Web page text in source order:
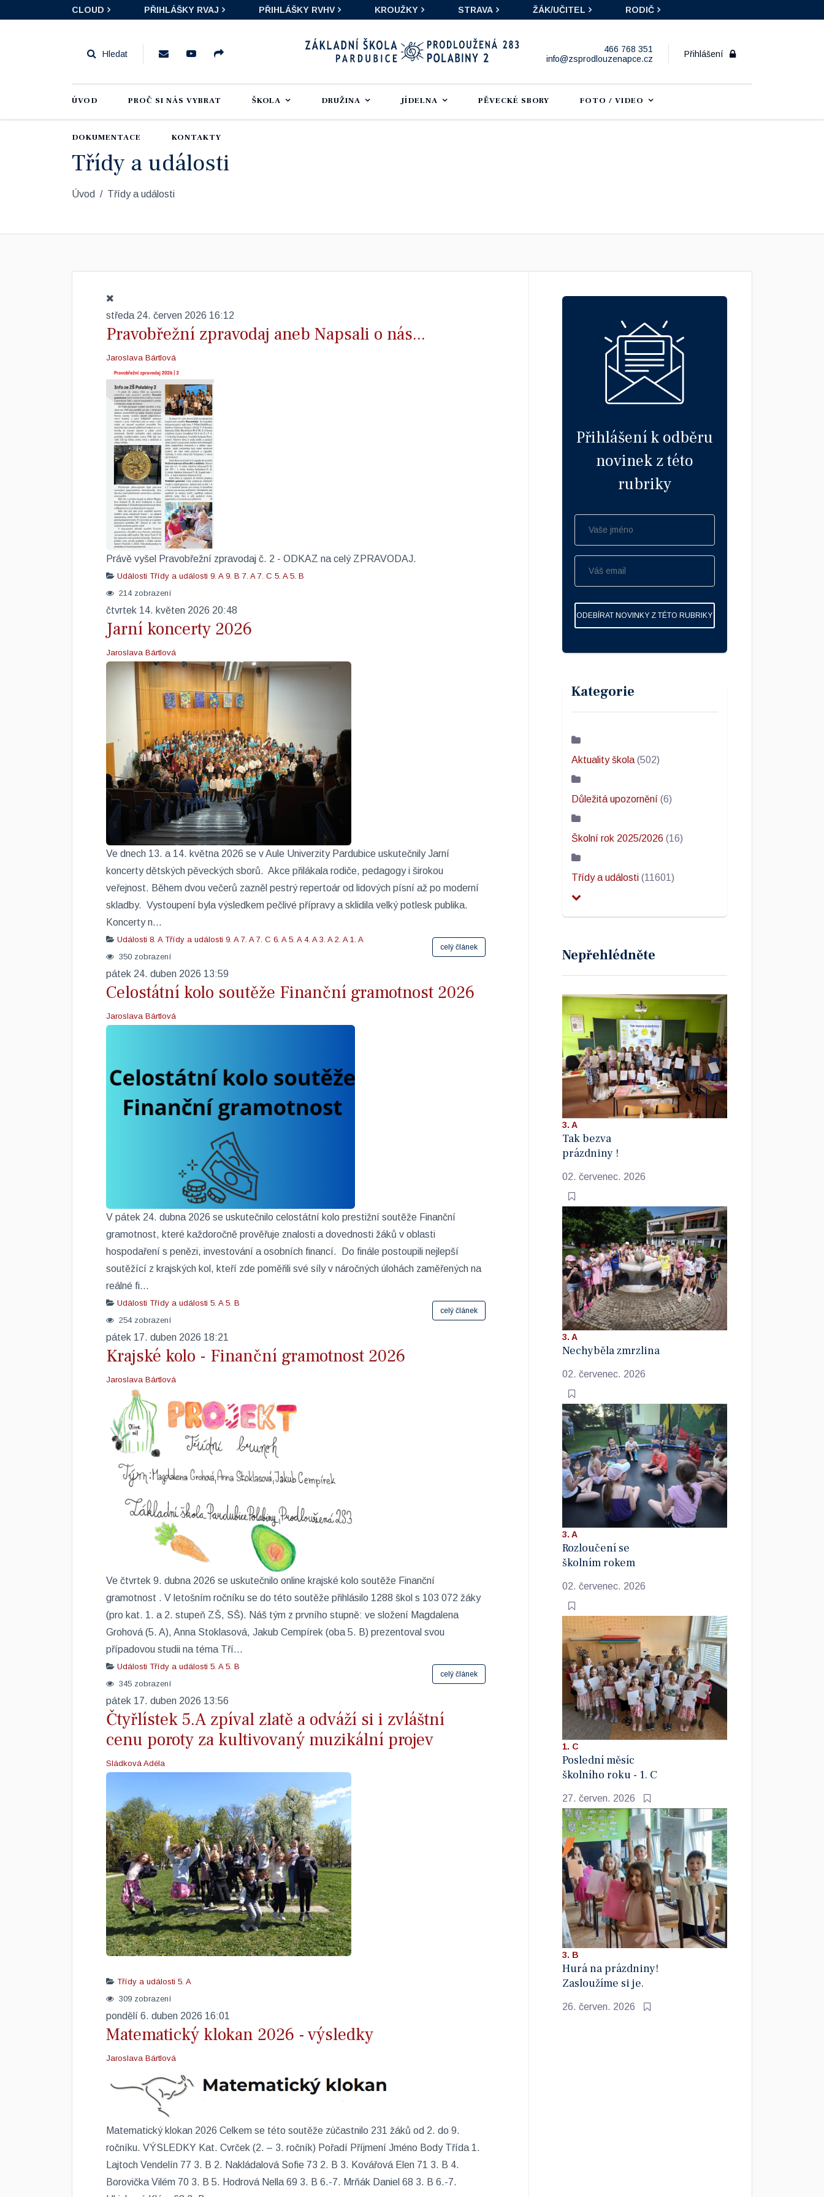
CLOUD PŘIHLÁŠKY RVAJ PŘIHLÁŠKY RVHV KROUŽKY STRAVA ŽÁK/UČITEL RODIČ
Přihlášení
466 768 351
info@zsprodlouzenapce.cz
ÚVOD PROČ SI NÁS VYBRAT ŠKOLA DRUŽINA JÍDELNA PĚVECKÉ SBORY FOTO / VIDEO
DOKUMENTACE KONTAKTY
Třídy a události
Úvod Třídy a události
středa 24. červen 2026 16:12
Pravobřežní zpravodaj aneb Napsali o nás...
Jaroslava Bártlová
Právě vyšel Pravobřežní zpravodaj č. 2 - ODKAZ na celý ZPRAVODAJ. ​
Události Třídy a události 9. A 9. B 7. A 7. C 5. A 5. B
214 zobrazení
čtvrtek 14. květen 2026 20:48
Jarní koncerty 2026
Jaroslava Bártlová
Ve dnech 13. a 14. května 2026 se v Aule Univerzity Pardubice uskutečnily Jarní
koncerty dětských pěveckých sborů. Akce přilákala rodiče, pedagogy i širokou
veřejnost. Během dvou večerů zazněl pestrý repertoár od lidových písní až po moderní
skladby. Vystoupení byla výsledkem pečlivé přípravy a sklidila velký potlesk publika.
Koncerty n...
celý článek
Události 8. A Třídy a události 9. A 7. A 7. C 6. A 5. A 4. A 3. A 2. A 1. A
350 zobrazení
pátek 24. duben 2026 13:59
Celostátní kolo soutěže Finanční gramotnost 2026
Jaroslava Bártlová
V pátek 24. dubna 2026 se uskutečnilo celostátní kolo prestižní soutěže Finanční
gramotnost, které každoročně prověřuje znalosti a dovednosti žáků v oblasti
hospodaření s penězi, investování a osobních financí. Do finále postoupili nejlepší
soutěžící z krajských kol, kteří zde poměřili své síly v náročných úlohách zaměřených na
reálné fi...
celý článek
Události Třídy a události 5. A 5. B
254 zobrazení
pátek 17. duben 2026 18:21
Krajské kolo - Finanční gramotnost 2026
Jaroslava Bártlová
Ve čtvrtek 9. dubna 2026 se uskutečnilo online krajské kolo soutěže Finanční
gramotnost . V letošním ročníku se do této soutěže přihlásilo 1288 škol s 103 072 žáky
(pro kat. 1. a 2. stupeň ZŠ, SŠ). Náš tým z prvního stupně: ve složení Magdalena
Grohová (5. A), Anna Stoklasová, Jakub Cempírek (oba 5. B) prezentoval svou
případovou studii na téma Tří...
celý článek
Události Třídy a události 5. A 5. B
345 zobrazení
pátek 17. duben 2026 13:56
Čtyřlístek 5.A zpíval zlatě a odváží si i zvláštní
cenu poroty za kultivovaný muzikální projev
Sládková Adéla
Třídy a události 5. A
309 zobrazení
pondělí 6. duben 2026 16:01
Matematický klokan 2026 - výsledky
Jaroslava Bártlová
Matematický klokan 2026 ​Celkem se této soutěže zúčastnilo 231 žáků od 2. do 9.
ročníku. VÝSLEDKY Kat. Cvrček (2. – 3. ročník) Pořadí Příjmení Jméno Body Třída 1.
Lajtoch Vendelín 77 3. B 2. Nakládalová Sofie 73 2. B 3. Kovářová Elen 71 3. B 4.
Borovička Vilém 70 3. B 5. Hodrová Nella 69 3. B 6.-7. Mrňák Daniel 68 3. B 6.-7.
Přihlášení k odběru
novinek z této
rubriky
ODEBÍRAT NOVINKY Z TÉTO RUBRIKY
Kategorie
Aktuality škola (502)
Důležitá upozornění (6)
Školní rok 2025/2026 (16)
Třídy a události (11601)
Nepřehlédněte
3. A
Tak bezva
prázdniny !
02. červenec. 2026
3. A
Nechyběla zmrzlina
02. červenec. 2026
3. A
Rozloučení se
školním rokem
02. červenec. 2026
1. C
Poslední měsíc
školního roku - 1. C
27. červen. 2026
3. B
Hurá na prázdniny!
Zasloužíme si je.
26. červen. 2026